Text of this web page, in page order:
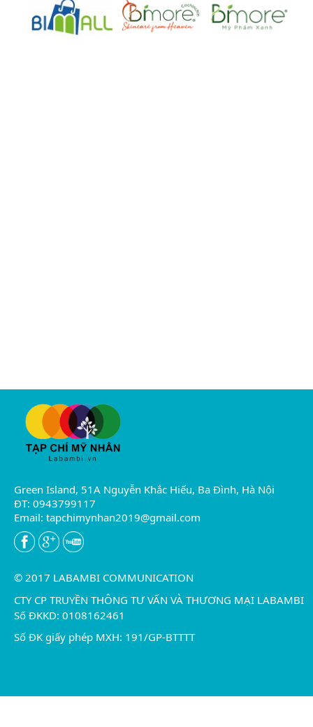
Green Island, 51A Nguyễn Khắc Hiếu, Ba Đình, Hà Nội
ĐT: 0943799117
Email: tapchimynhan2019@gmail.com
© 2017 LABAMBI COMMUNICATION
CTY CP TRUYỀN THÔNG TƯ VẤN VÀ THƯƠNG MẠI LABAMBI
Số ĐKKD: 0108162461
Số ĐK giấy phép MXH: 191/GP-BTTTT